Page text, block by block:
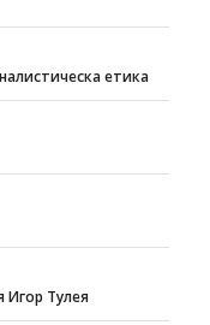
етика
Игор Тулея